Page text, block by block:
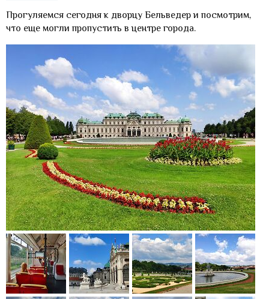
Прогуляемся сегодня к дворцу Бельведер и посмотрим,
что еще могли пропустить в центре города.